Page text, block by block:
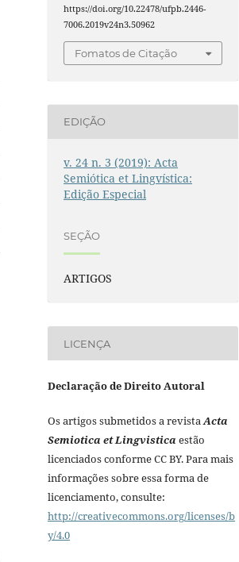
https://doi.org/10.22478/ufpb.2446-
7006.2019v24n3.50962
Fomatos de Citação
EDIÇÃO
v. 24 n. 3 (2019): Acta
Semiótica et Lingvística:
Edição Especial
SEÇÃO
ARTIGOS
LICENÇA
Declaração de Direito Autoral
Os artigos submetidos a revistaActa
Semiotica et Lingvistica estão
licenciados conforme CC BY. Para mais
informações sobre essa forma de
licenciamento, consulte:
http://creativecommons.org/licenses/b
y/4.0